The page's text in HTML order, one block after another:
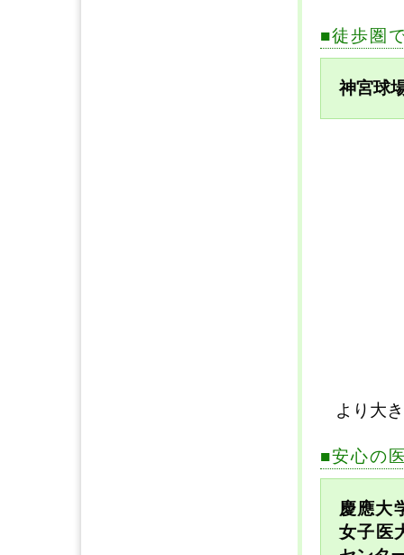
■徒歩圏
神宮球
より大
■安心の
慶應大
女子医